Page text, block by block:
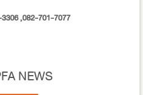
,082-701-7077
NEWS